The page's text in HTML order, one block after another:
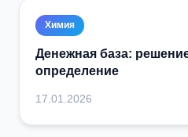
Химия
Денежная база:
определение
17.01.2026